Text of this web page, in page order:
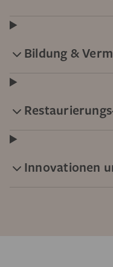
Bildung &
Innovationen